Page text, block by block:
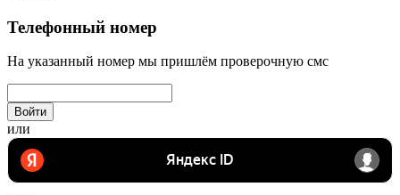
Телефонный номер
На указанный номер мы пришлём проверочную смс
Войти
или